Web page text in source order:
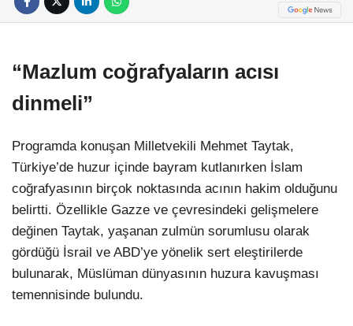
“Mazlum coğrafyaların acısı
dinmeli”
Programda konuşan Milletvekili Mehmet Taytak,
Türkiye’de huzur içinde bayram kutlanırken İslam
coğrafyasının birçok noktasında acının hakim olduğunu
belirtti. Özellikle Gazze ve çevresindeki gelişmelere
değinen Taytak, yaşanan zulmün sorumlusu olarak
gördüğü İsrail ve ABD’ye yönelik sert eleştirilerde
bulunarak, Müslüman dünyasının huzura kavuşması
temennisinde bulundu.